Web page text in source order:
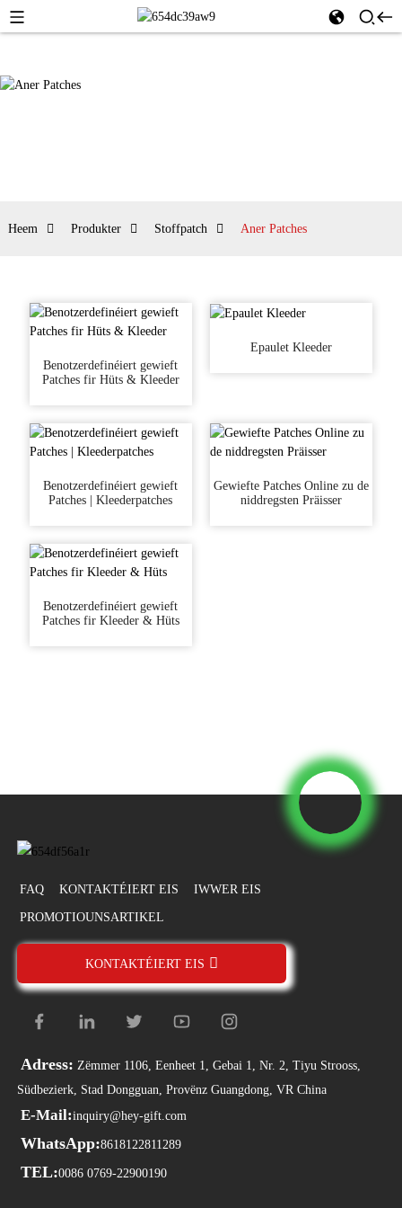
Heem Produkter Stoffpatch Aner Patches
Benotzerdefinéiert gewieft
Patches fir Hüts & Kleeder
Epaulet Kleeder
Benotzerdefinéiert gewieft
Patches | Kleederpatches
Gewiefte Patches Online zu de
niddregsten Präisser
Benotzerdefinéiert gewieft
Patches fir Kleeder & Hüts
FAQ KONTAKTÉIERT EIS IWWER EIS
PROMOTIOUNSARTIKEL
KONTAKTÉIERT EIS
Adress: Zëmmer 1106, Eenheet 1, Gebai 1, Nr. 2, Tiyu Strooss,
Südbezierk, Stad Dongguan, Provënz Guangdong, VR China
E-Mail:inquiry@hey-gift.com
WhatsApp:8618122811289
TEL:0086 0769-22900190